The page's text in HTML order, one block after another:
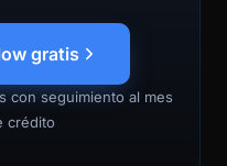
gratis
con seguimiento al mes
crédito